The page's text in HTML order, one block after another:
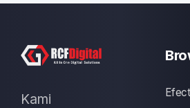
Kami